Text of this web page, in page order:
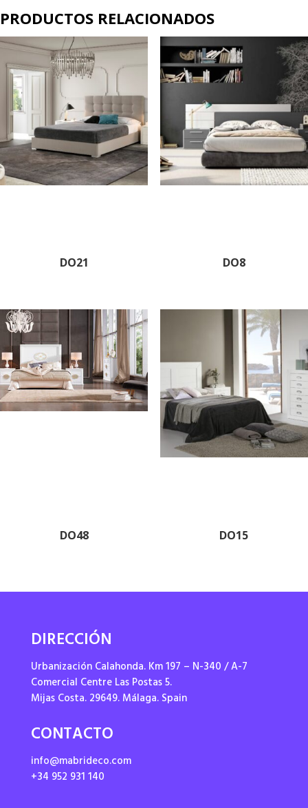
PRODUCTOS RELACIONADOS
DO21 DO8
DO48 DO15
DIRECCIÓN
Urbanización Calahonda. Km 197 – N-340 / A-7
Comercial Centre Las Postas 5.
Mijas Costa. 29649. Málaga. Spain
CONTACTO
info@mabrideco.com
+34 952 931 140